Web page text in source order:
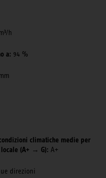
h
a: 94 %
climatiche medie per
(A+ → G): A+
direzioni